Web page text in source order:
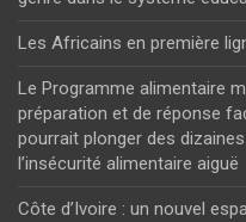
Les Africains en première
Le Programme alimentaire
préparation et de réponse
pourrait plonger des
l’insécurité alimentaire aiguë
Côte d’Ivoire : un nouvel